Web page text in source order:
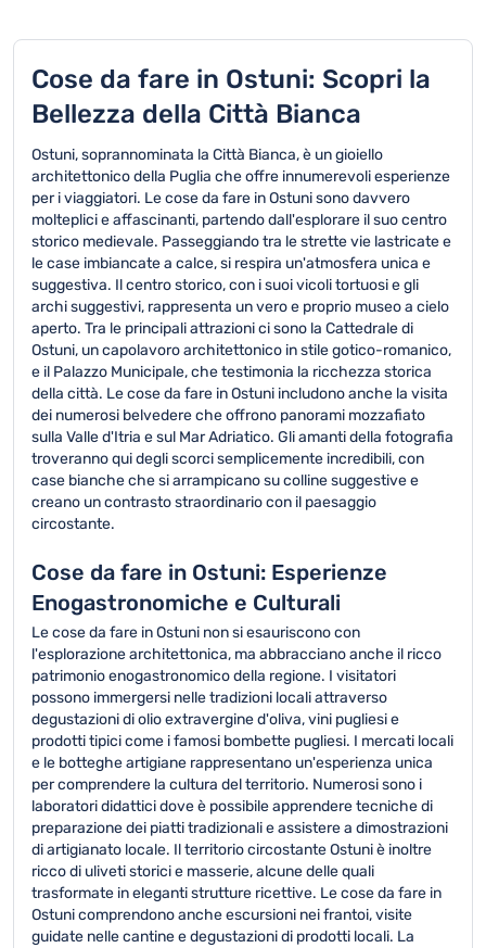
Cose da fare in Ostuni: Scopri la
Bellezza della Città Bianca
Ostuni, soprannominata la Città Bianca, è un gioiello
architettonico della Puglia che offre innumerevoli esperienze
per i viaggiatori. Le cose da fare in Ostuni sono davvero
molteplici e affascinanti, partendo dall'esplorare il suo centro
storico medievale. Passeggiando tra le strette vie lastricate e
le case imbiancate a calce, si respira un'atmosfera unica e
suggestiva. Il centro storico, con i suoi vicoli tortuosi e gli
archi suggestivi, rappresenta un vero e proprio museo a cielo
aperto. Tra le principali attrazioni ci sono la Cattedrale di
Ostuni, un capolavoro architettonico in stile gotico-romanico,
e il Palazzo Municipale, che testimonia la ricchezza storica
della città. Le cose da fare in Ostuni includono anche la visita
dei numerosi belvedere che offrono panorami mozzafiato
sulla Valle d'Itria e sul Mar Adriatico. Gli amanti della fotografia
troveranno qui degli scorci semplicemente incredibili, con
case bianche che si arrampicano su colline suggestive e
creano un contrasto straordinario con il paesaggio
circostante.
Cose da fare in Ostuni: Esperienze
Enogastronomiche e Culturali
Le cose da fare in Ostuni non si esauriscono con
l'esplorazione architettonica, ma abbracciano anche il ricco
patrimonio enogastronomico della regione. I visitatori
possono immergersi nelle tradizioni locali attraverso
degustazioni di olio extravergine d'oliva, vini pugliesi e
prodotti tipici come i famosi bombette pugliesi. I mercati locali
e le botteghe artigiane rappresentano un'esperienza unica
per comprendere la cultura del territorio. Numerosi sono i
laboratori didattici dove è possibile apprendere tecniche di
preparazione dei piatti tradizionali e assistere a dimostrazioni
di artigianato locale. Il territorio circostante Ostuni è inoltre
ricco di uliveti storici e masserie, alcune delle quali
trasformate in eleganti strutture ricettive. Le cose da fare in
Ostuni comprendono anche escursioni nei frantoi, visite
guidate nelle cantine e degustazioni di prodotti locali. La